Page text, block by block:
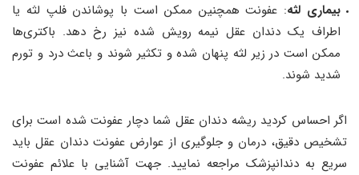
بیماری لثه: عفونت همچنین ممکن است با پوشاندن فلپ لثه یا
اطراف یک دندان عقل نیمه رویش شده نیز رخ دهد. باکتری‌ها
ممکن است در زیر لثه پنهان شده و تکثیر شوند و باعث درد و تورم
شدید شوند.
اگر احساس کردید ریشه دندان عقل شما دچار عفونت شده است برای
تشخیص دقیق، درمان و جلوگیری از عوارض عفونت دندان عقل باید
سریع به دندانپزشک مراجعه نمایید. جهت آشنایی با علائم عفونت